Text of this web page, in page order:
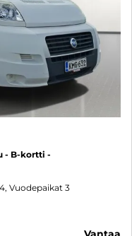
- B-kortti -
Vuodepaikat 3